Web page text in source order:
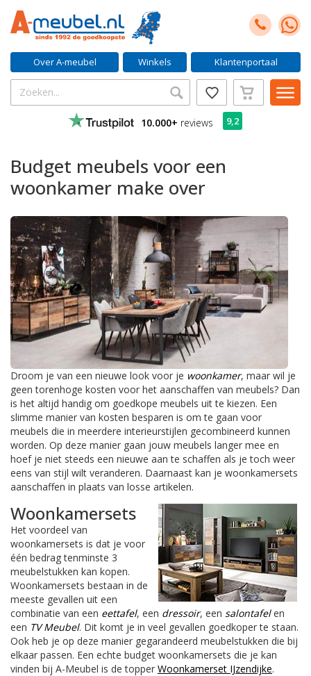
Over A-meubel Winkels Klantenportaal
10.000+ reviews 9,2
Budget meubels voor een
woonkamer make over
Droom je van een nieuwe look voor je woonkamer, maar wil je
geen torenhoge kosten voor het aanschaffen van meubels? Dan
is het altijd handig om goedkope meubels uit te kiezen. Een
slimme manier van kosten besparen is om te gaan voor
meubels die in meerdere interieurstijlen gecombineerd kunnen
worden. Op deze manier gaan jouw meubels langer mee en
hoef je niet steeds een nieuwe aan te schaffen als je toch weer
eens van stijl wilt veranderen. Daarnaast kan je woonkamersets
aanschaffen in plaats van losse artikelen.
Woonkamersets
Het voordeel van
woonkamersets is dat je voor
één bedrag tenminste 3
meubelstukken kan kopen.
Woonkamersets bestaan in de
meeste gevallen uit een
combinatie van een eettafel, een dressoir, een salontafelen
een TV Meubel. Dit komt je in veel gevallen goedkoper te staan.
Ook heb je op deze manier gegarandeerd meubelstukken die bij
elkaar passen. Een echte budget woonkamersets die je kan
vinden bij A-Meubel is de topper Woonkamerset IJzendijke.